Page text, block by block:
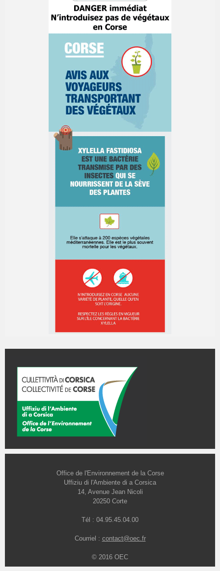
Office de l'Environnement de la Corse
Uffiziu di l'Ambiente di a Corsica
14, Avenue Jean Nicoli
20250 Corte
Tél : 04.95.45.04.00
Courriel : contact@oec.fr
© 2016 OEC